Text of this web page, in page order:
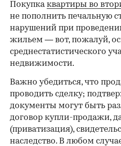
Покупкаквартиры во
не пополнить печальную
нарушений при
жильем — вот, пожалуй,
среднестатистического
недвижимости.
Важно убедиться, что
проводить сделку;
документы могут быть
договор купли-продажи,
(приватизация),
наследство. В любом